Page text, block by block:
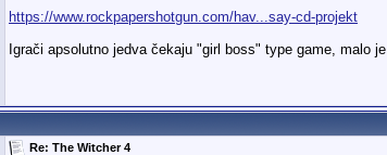
https://www.rockpapershotgun.com/hav...say-cd-projekt
Igrači apsolutno jedva čekaju "girl boss" type game, malo
Re: The Witcher 4